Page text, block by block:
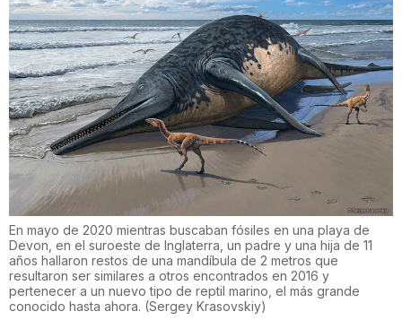
En mayo de 2020 mientras buscaban fósiles en una playa de
Devon, en el suroeste de Inglaterra, un padre y una hija de 11
años hallaron restos de una mandíbula de 2 metros que
resultaron ser similares a otros encontrados en 2016 y
pertenecer a un nuevo tipo de reptil marino, el más grande
conocido hasta ahora. (Sergey Krasovskiy)